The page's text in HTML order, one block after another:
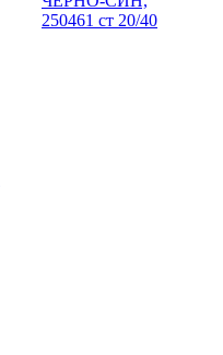
250461 ст 20/40